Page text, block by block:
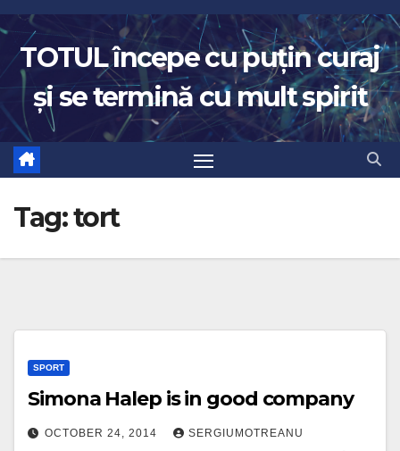
Skip
to
content
TOTUL începe cu puțin curaj
și se termină cu mult spirit
Tag:tort
SPORT
Simona Halep is in good company
OCTOBER 24, 2014 SERGIUMOTREANU